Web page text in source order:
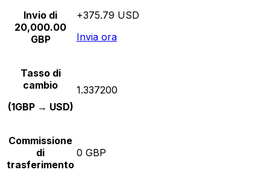
Invio di
20,000.00
GBP
+375.79 USD
Invia ora
Tasso di
cambio
(1GBP → USD)
1.337200
Commissione
di
trasferimento
0 GBP